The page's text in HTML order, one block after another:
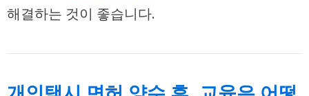
해결하는 것이 좋습니다.